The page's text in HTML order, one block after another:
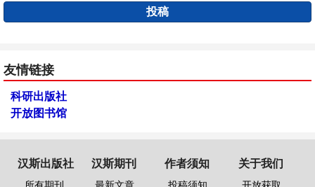
投稿
友情链接
科研出版社
开放图书馆
汉斯出版社 汉斯期刊 作者须知 关于我们